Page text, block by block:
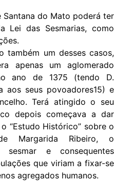
Santana do Mato poderá ter
Lei das Sesmarias, como
também um desses casos,
apenas um aglomerado
ano de 1375 (tendo D.
aos seus povoadores15) e
Terá atingido o seu
depois começava a dar
“Estudo Histórico” sobre o
Margarida Ribeiro, o
e consequentes
que viriam a fixar-se
agregados humanos.